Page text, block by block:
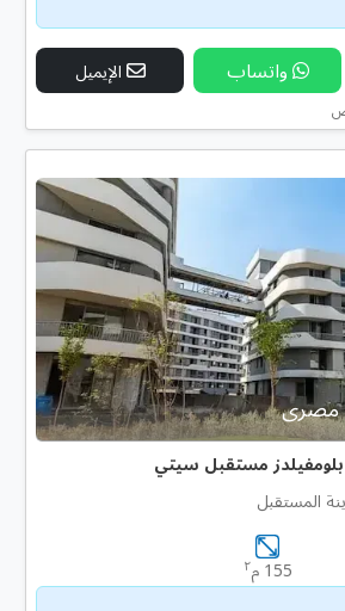
واتساب الإيميل
المستقبل
155 م ٢